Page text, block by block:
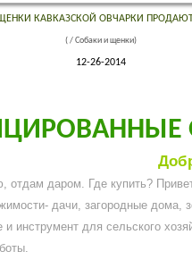
КАВКАЗСКОЙ ОВЧАРКИ
( / Собаки и щенки)
12-26-2014
даром. Где купить?
дачи, загородные дома,
и инструмент для сельского